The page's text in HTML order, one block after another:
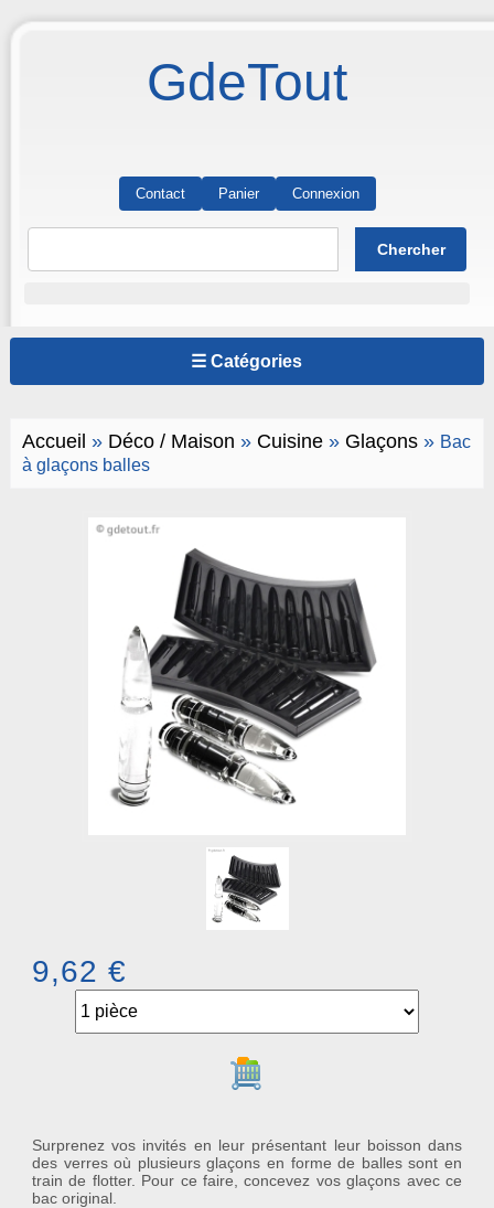
GdeTout
Contact Panier Connexion
☰ Catégories
Accueil » Déco / Maison » Cuisine» Glaçons» Bac
à glaçons balles
9,62 €
Ajouter au panier
Surprenez vos invités en leur présentant leur boisson dans
des verres où plusieurs glaçons en forme de balles sont en
train de flotter. Pour ce faire, concevez vos glaçons avec ce
bac original.